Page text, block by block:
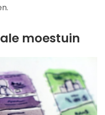
moestuin